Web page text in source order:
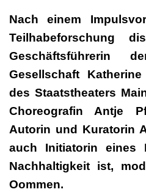
Nach einem
Teilhabeforschung
Geschäftsführerin
Gesellschaft
des Staatstheaters
Choreografin Antje
Autorin und Kuratorin
auch Initiatorin eines
Nachhaltigkeit ist,
Oommen.